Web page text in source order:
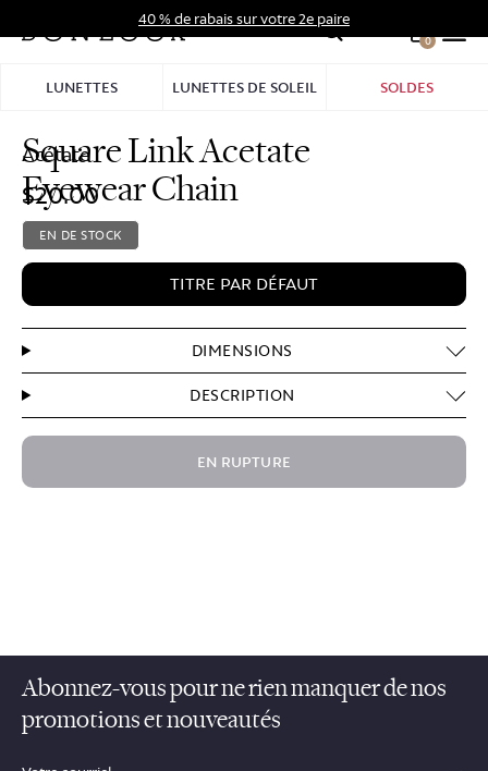
au
40 % de rabais sur votre 2e paire
0
LUNETTES LUNETTES DE SOLEIL SOLDES
Square Link Acetate
Eyewear Chain
EN DE STOCK
Acétate
$20.00
TITRE
TITRE PAR DÉFAUT
DIMENSIONS
DESCRIPTION
EN RUPTURE
Abonnez-vous pour ne rien manquer de nos
promotions et nouveautés
sections.footer.email_field_ada_label